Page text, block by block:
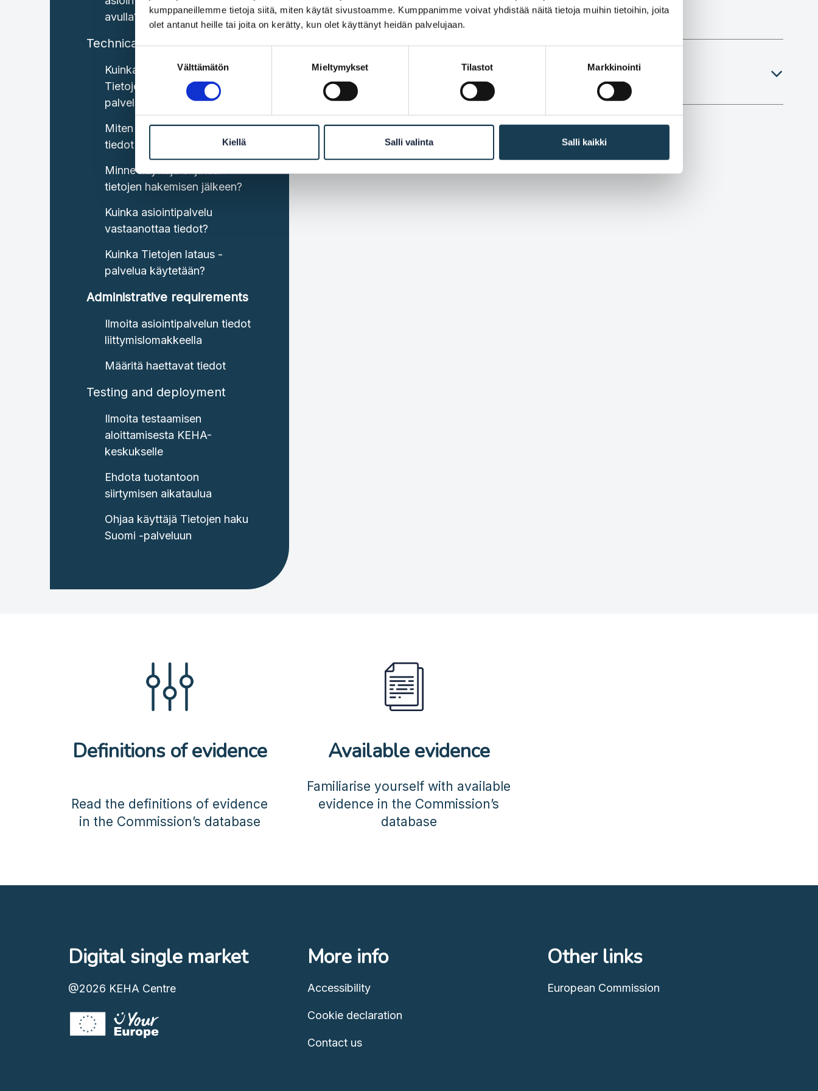
kumppaneillemme tietoja siitä, miten käytät sivustoamme. Kumppanimme voivat yhdistää näitä tietoja muihin tietoihin, joita
olet antanut heille tai joita on kerätty, kun olet käyttänyt heidän palvelujaan.
valinta
Välttämätön Mieltymykset Tilastot Markkinointi
Kiellä Salli valinta Salli kaikki
avulla?
Technical capabilities
Kuinka tiedot haetaan
Tietojen haku Suomi -
palvelun avulla?
Miten käyttäjä ja saapuneet
tiedot yhdistetään toisiinsa?
Minne käyttäjä ohjataan
tietojen hakemisen jälkeen?
Kuinka asiointipalvelu
vastaanottaa tiedot?
Kuinka Tietojen lataus -
palvelua käytetään?
Administrative requirements
Ilmoita asiointipalvelun tiedot
liittymislomakkeella
Määritä haettavat tiedot
Testing and deployment
Ilmoita testaamisen
aloittamisesta KEHA-
keskukselle
Ehdota tuotantoon
siirtymisen aikataulua
Ohjaa käyttäjä Tietojen haku
Suomi -palveluun
connection form
Specify the information to retrieve
Definitions of evidence
Read the definitions of evidence
in the Commission’s database
Available evidence
Familiarise yourself with available
evidence in the Commission’s
database
Digital single market
@2026 KEHA Centre
More info
Accessibility
Cookie declaration
Contact us
Other links
European Commission